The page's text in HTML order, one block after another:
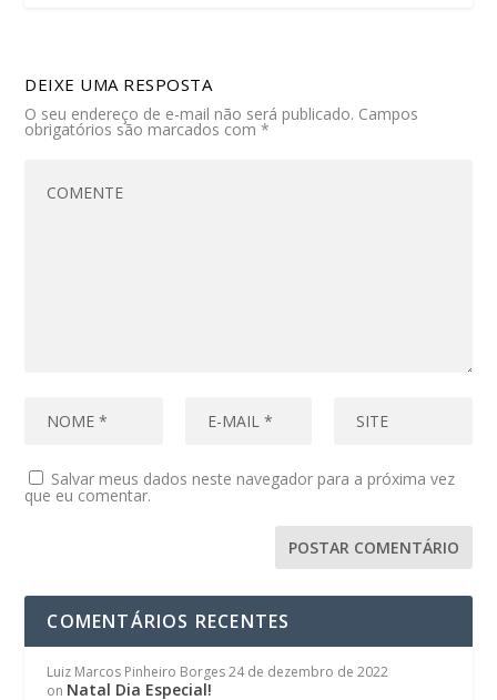
DEIXE UMA RESPOSTA
O seu endereço de e-mail não será publicado. Campos
obrigatórios são marcados com*
Salvar meus dados neste navegador para a próxima vez
que eu comentar.
COMENTÁRIOS RECENTES
Luiz Marcos Pinheiro Borges 24 de dezembro de 2022
on Natal Dia Especial!